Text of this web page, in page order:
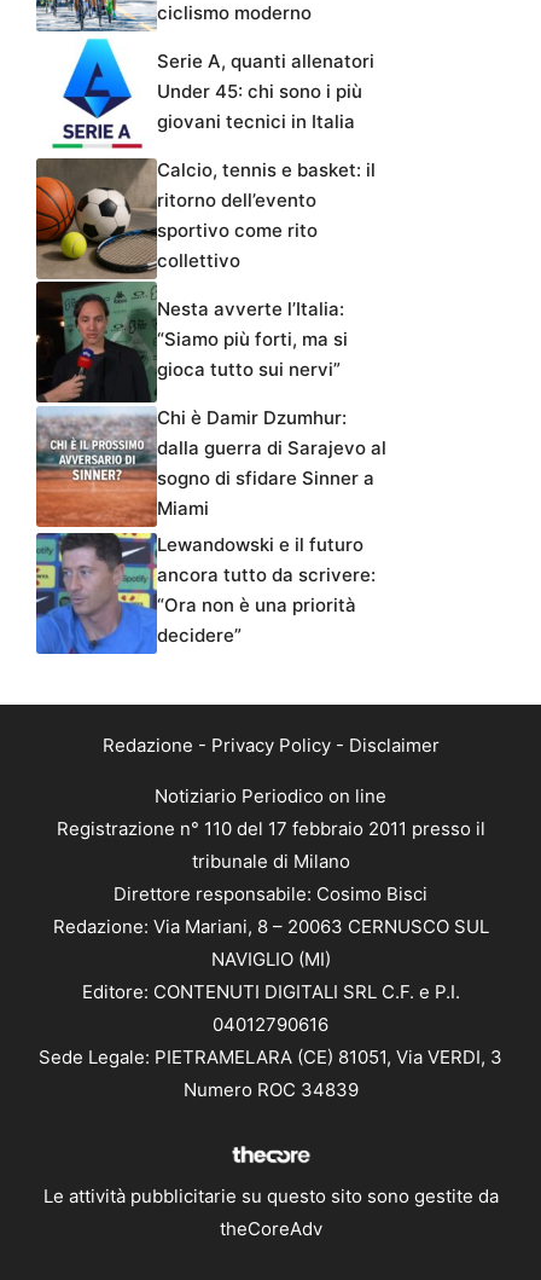
ciclismo moderno
Serie A, quanti allenatori
Under 45: chi sono i più
giovani tecnici in Italia
Calcio, tennis e basket: il
ritorno dell’evento
sportivo come rito
collettivo
Nesta avverte l’Italia:
“Siamo più forti, ma si
gioca tutto sui nervi”
Chi è Damir Dzumhur:
dalla guerra di Sarajevo al
sogno di sfidare Sinner a
Miami
Lewandowski e il futuro
ancora tutto da scrivere:
“Ora non è una priorità
decidere”
Redazione - Privacy Policy- Disclaimer
Notiziario Periodico on line
Registrazione n° 110 del 17 febbraio 2011 presso il
tribunale di Milano
Direttore responsabile: Cosimo Bisci
Redazione: Via Mariani, 8 – 20063 CERNUSCO SUL
NAVIGLIO (MI)
Editore: CONTENUTI DIGITALI SRL C.F. e P.I.
04012790616
Sede Legale: PIETRAMELARA (CE) 81051, Via VERDI, 3
Numero ROC 34839
Le attività pubblicitarie su questo sito sono gestite da
theCoreAdv